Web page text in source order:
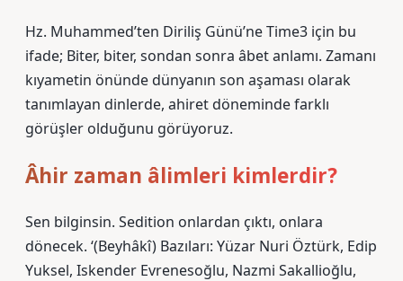
Hz. Muhammed’ten Diriliş Günü’ne Time3 için bu
ifade; Biter, biter, sondan sonra âbet anlamı. Zamanı
kıyametin önünde dünyanın son aşaması olarak
tanımlayan dinlerde, ahiret döneminde farklı
görüşler olduğunu görüyoruz.
Âhir zaman âlimleri kimlerdir?
Sen bilginsin. Sedition onlardan çıktı, onlara
dönecek. ‘(Beyhâkî) Bazıları: Yüzar Nuri Öztürk, Edip
Yuksel, Iskender Evrenesoğlu, Nazmi Sakallioğlu,